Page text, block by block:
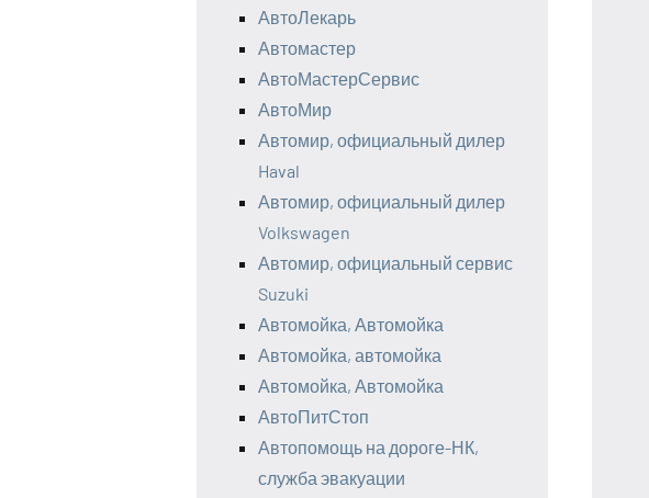
АвтоЛекарь
Автомастер
АвтоМастерСервис
АвтоМир
Автомир, официальный дилер
Haval
Автомир, официальный дилер
Volkswagen
Автомир, официальный сервис
Suzuki
Автомойка, Автомойка
Автомойка, автомойка
Автомойка, Автомойка
АвтоПитСтоп
Автопомощь на дороге-НК,
служба эвакуации